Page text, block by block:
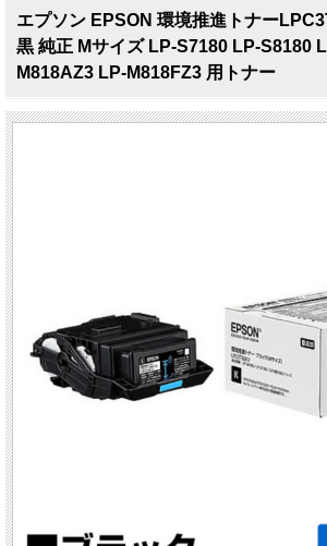
エプソン EPSON 環境推進トナー
黒 純正 Mサイズ LP-S7180 LP-S8180
M818AZ3 LP-M818FZ3 用トナー